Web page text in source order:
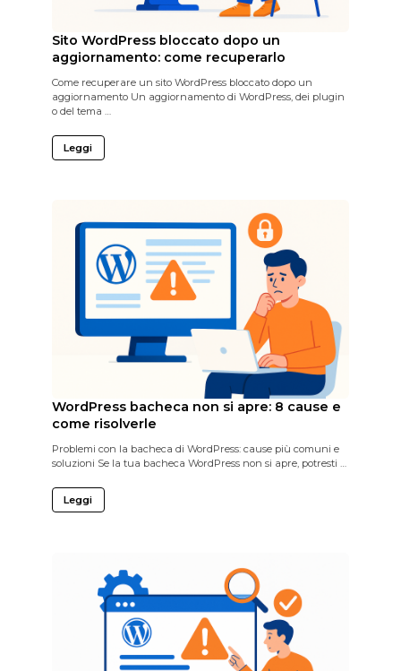
Sito WordPress bloccato dopo un
aggiornamento: come recuperarlo
Come recuperare un sito WordPress bloccato dopo un
aggiornamento Un aggiornamento di WordPress, dei plugin
o del tema …
Leggi
WordPress bacheca non si apre: 8 cause e
come risolverle
Problemi con la bacheca di WordPress: cause più comuni e
soluzioni Se la tua bacheca WordPress non si apre, potresti …
Leggi